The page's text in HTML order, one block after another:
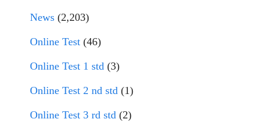
News (2,203)
Online Test (46)
Online Test 1 std (3)
Online Test 2 nd std (1)
Online Test 3 rd std (2)